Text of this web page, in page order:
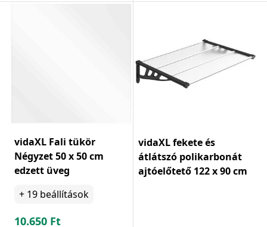
vidaXL Fali tükör
Négyzet 50 x 50 cm
edzett üveg
+ 19 beállítások
10.650 Ft
vidaXL fekete és
átlátszó polikarbonát
ajtóelőtető 122 x 90 cm